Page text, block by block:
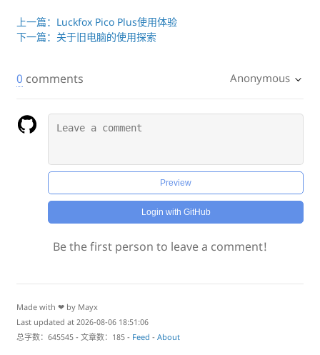
上一篇：Luckfox Pico Plus使用体验
下一篇：关于旧电脑的使用探索
0 comments Anonymous
Preview
Login with GitHub
Be the first person to leave a comment!
Made with ❤ by Mayx
Last updated at 2026-08-06 18:51:06
总字数：645545 - 文章数：185 - Feed - About